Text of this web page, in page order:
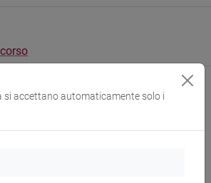
si accettano automaticamente solo i